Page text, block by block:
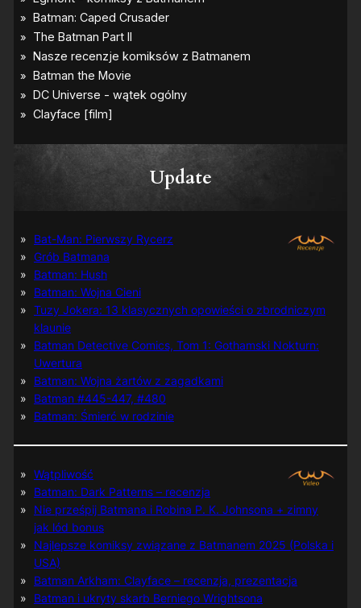
Update
Bat-Man: Pierwszy Rycerz
Grób Batmana
Batman: Hush
Batman: Wojna Cieni
Tuzy Jokera: 13 klasycznych opowieści o zbrodniczym
klaunie
Batman Detective Comics, Tom 1: Gothamski Nokturn:
Uwertura
Batman: Wojna żartów z zagadkami
Batman #445-447, #480
Batman: Śmierć w rodzinie
Wątpliwość
Batman: Dark Patterns – recenzja
Nie prześpij Batmana i Robina P. K. Johnsona + zimny
jak lód bonus
Najlepsze komiksy związane z Batmanem 2025 (Polska i
USA)
Batman Arkham: Clayface – recenzja, prezentacja
Batman i ukryty skarb Berniego Wrightsona